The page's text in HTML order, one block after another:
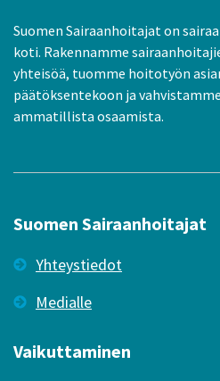
Suomen Sairaanhoitajat on
koti. Rakennamme
yhteisöä, tuomme hoitotyön
päätöksentekoon ja
ammatillista osaamista.
Suomen Sairaanhoitajat
Yhteystiedot
Medialle
Vaikuttaminen